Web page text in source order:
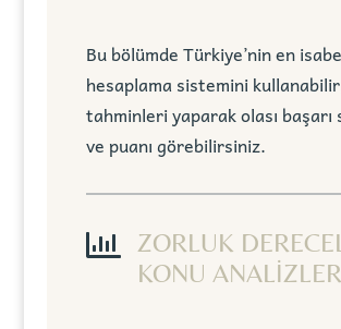
Bu bölümde Türkiye’nin en
hesaplama sistemini
tahminleri yaparak olası başarı
ve puanı görebilirsiniz.

ZORLUK
KONU